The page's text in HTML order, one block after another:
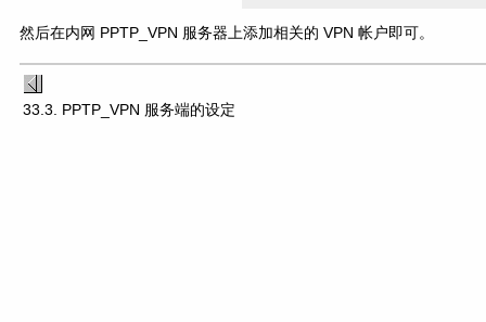
然后在内网 PPTP_VPN 服务器上添加相关的 VPN 帐户即可。
33.3. PPTP_VPN 服务端的设定